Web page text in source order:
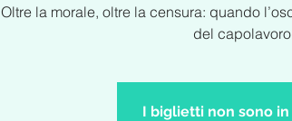
Oltre la morale, oltre la censura: quando
I biglietti non sono